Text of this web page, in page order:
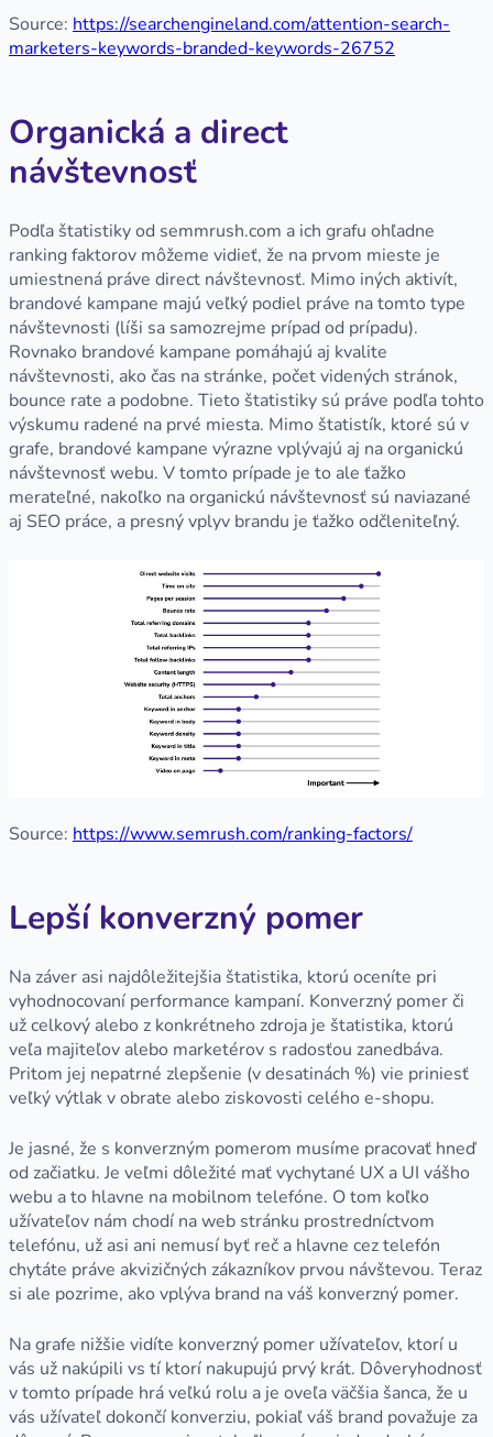
Source: https://searchengineland.com/attention-search-
marketers-keywords-branded-keywords-26752
Organická a direct
návštevnosť
Podľa štatistiky od semmrush.com a ich grafu ohľadne
ranking faktorov môžeme vidieť, že na prvom mieste je
umiestnená práve direct návštevnosť. Mimo iných aktivít,
brandové kampane majú veľký podiel práve na tomto type
návštevnosti (líši sa samozrejme prípad od prípadu).
Rovnako brandové kampane pomáhajú aj kvalite
návštevnosti, ako čas na stránke, počet videných stránok,
bounce rate a podobne. Tieto štatistiky sú práve podľa tohto
výskumu radené na prvé miesta. Mimo štatistík, ktoré sú v
grafe, brandové kampane výrazne vplývajú aj na organickú
návštevnosť webu. V tomto prípade je to ale ťažko
merateľné, nakoľko na organickú návštevnosť sú naviazané
aj SEO práce, a presný vplyv brandu je ťažko odčleniteľný.
Source: https://www.semrush.com/ranking-factors/
Lepší konverzný pomer
Na záver asi najdôležitejšia štatistika, ktorú oceníte pri
vyhodnocovaní performance kampaní. Konverzný pomer či
už celkový alebo z konkrétneho zdroja je štatistika, ktorú
veľa majiteľov alebo marketérov s radosťou zanedbáva.
Pritom jej nepatrné zlepšenie (v desatinách %) vie priniesť
veľký výtlak v obrate alebo ziskovosti celého e-shopu.
Je jasné, že s konverzným pomerom musíme pracovať hneď
od začiatku. Je veľmi dôležité mať vychytané UX a UI vášho
webu a to hlavne na mobilnom telefóne. O tom koľko
užívateľov nám chodí na web stránku prostredníctvom
telefónu, už asi ani nemusí byť reč a hlavne cez telefón
chytáte práve akvizičných zákazníkov prvou návštevou. Teraz
si ale pozrime, ako vplýva brand na váš konverzný pomer.
Na grafe nižšie vidíte konverzný pomer užívateľov, ktorí u
vás už nakúpili vs tí ktorí nakupujú prvý krát. Dôveryhodnosť
v tomto prípade hrá veľkú rolu a je oveľa väčšia šanca, že u
vás užívateľ dokončí konverziu, pokiaľ váš brand považuje za